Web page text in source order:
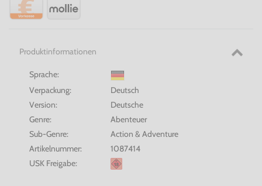
Produktinformationen
Sprache:
Verpackung:
Deutsch
Version:
Deutsche
Genre:
Abenteuer
Sub-Genre:
Action & Adventure
Artikelnummer:
1087414
USK Freigabe: